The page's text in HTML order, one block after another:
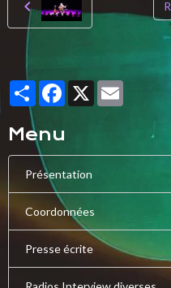
PartagerFacebook
X
Menu
Présentation
Coordonnées
Presse écrite